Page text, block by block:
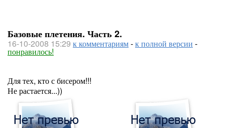
Базовые плетения. Часть 2.
16-10-2008 15:29 к комментариям-к полной версии -
понравилось!
Для тех, кто с бисером!!!
Не растается...))